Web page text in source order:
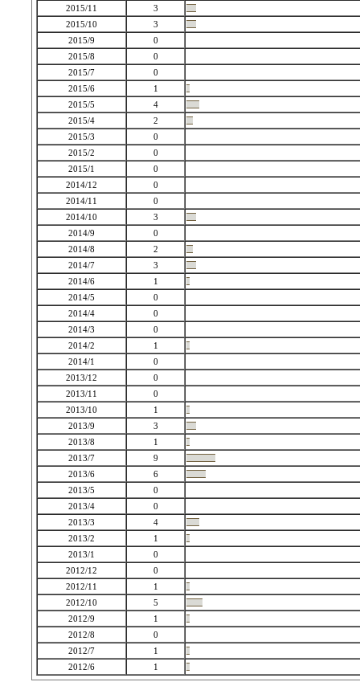
2015/11
3
2015/10
3
2015/9
0
2015/8
0
2015/7
0
2015/6
1
2015/5
4
2015/4
2
2015/3
0
2015/2
0
2015/1
0
2014/12
0
2014/11
0
2014/10
3
2014/9
0
2014/8
2
2014/7
3
2014/6
1
2014/5
0
2014/4
0
2014/3
0
2014/2
1
2014/1
0
2013/12
0
2013/11
0
2013/10
1
2013/9
3
2013/8
1
2013/7
9
2013/6
6
2013/5
0
2013/4
0
2013/3
4
2013/2
1
2013/1
0
2012/12
0
2012/11
1
2012/10
5
2012/9
1
2012/8
0
2012/7
1
2012/6
1